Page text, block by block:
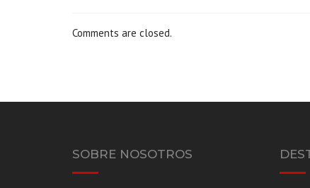
Comments are closed.
SOBRE NOSOTROS